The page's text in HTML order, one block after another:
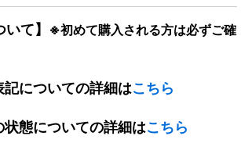
て】
※初めて購入される方は必ずご確
についての詳細はこちら
態についての詳細はこちら